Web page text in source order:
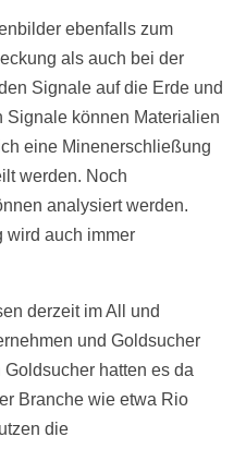
ebenfalls zum
als auch bei der
Signale auf die Erde und
Signale können Materialien
eine Minenerschließung
werden. Noch
analysiert werden.
wird auch immer
derzeit im All und
und Goldsucher
hatten es da
Branche wie etwa Rio
die